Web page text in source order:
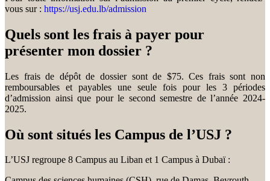
vous sur : https://usj.edu.lb/admission
Quels sont les frais à payer pour
présenter mon dossier ?
Les frais de dépôt de dossier sont de $75. Ces frais sont non
remboursables et payables une seule fois pour les 3 périodes
d’admission ainsi que pour le second semestre de l’année 2024-
2025.
Où sont situés les Campus de l’USJ ?
L’USJ regroupe 8 Campus au Liban et 1 Campus à Dubaï :